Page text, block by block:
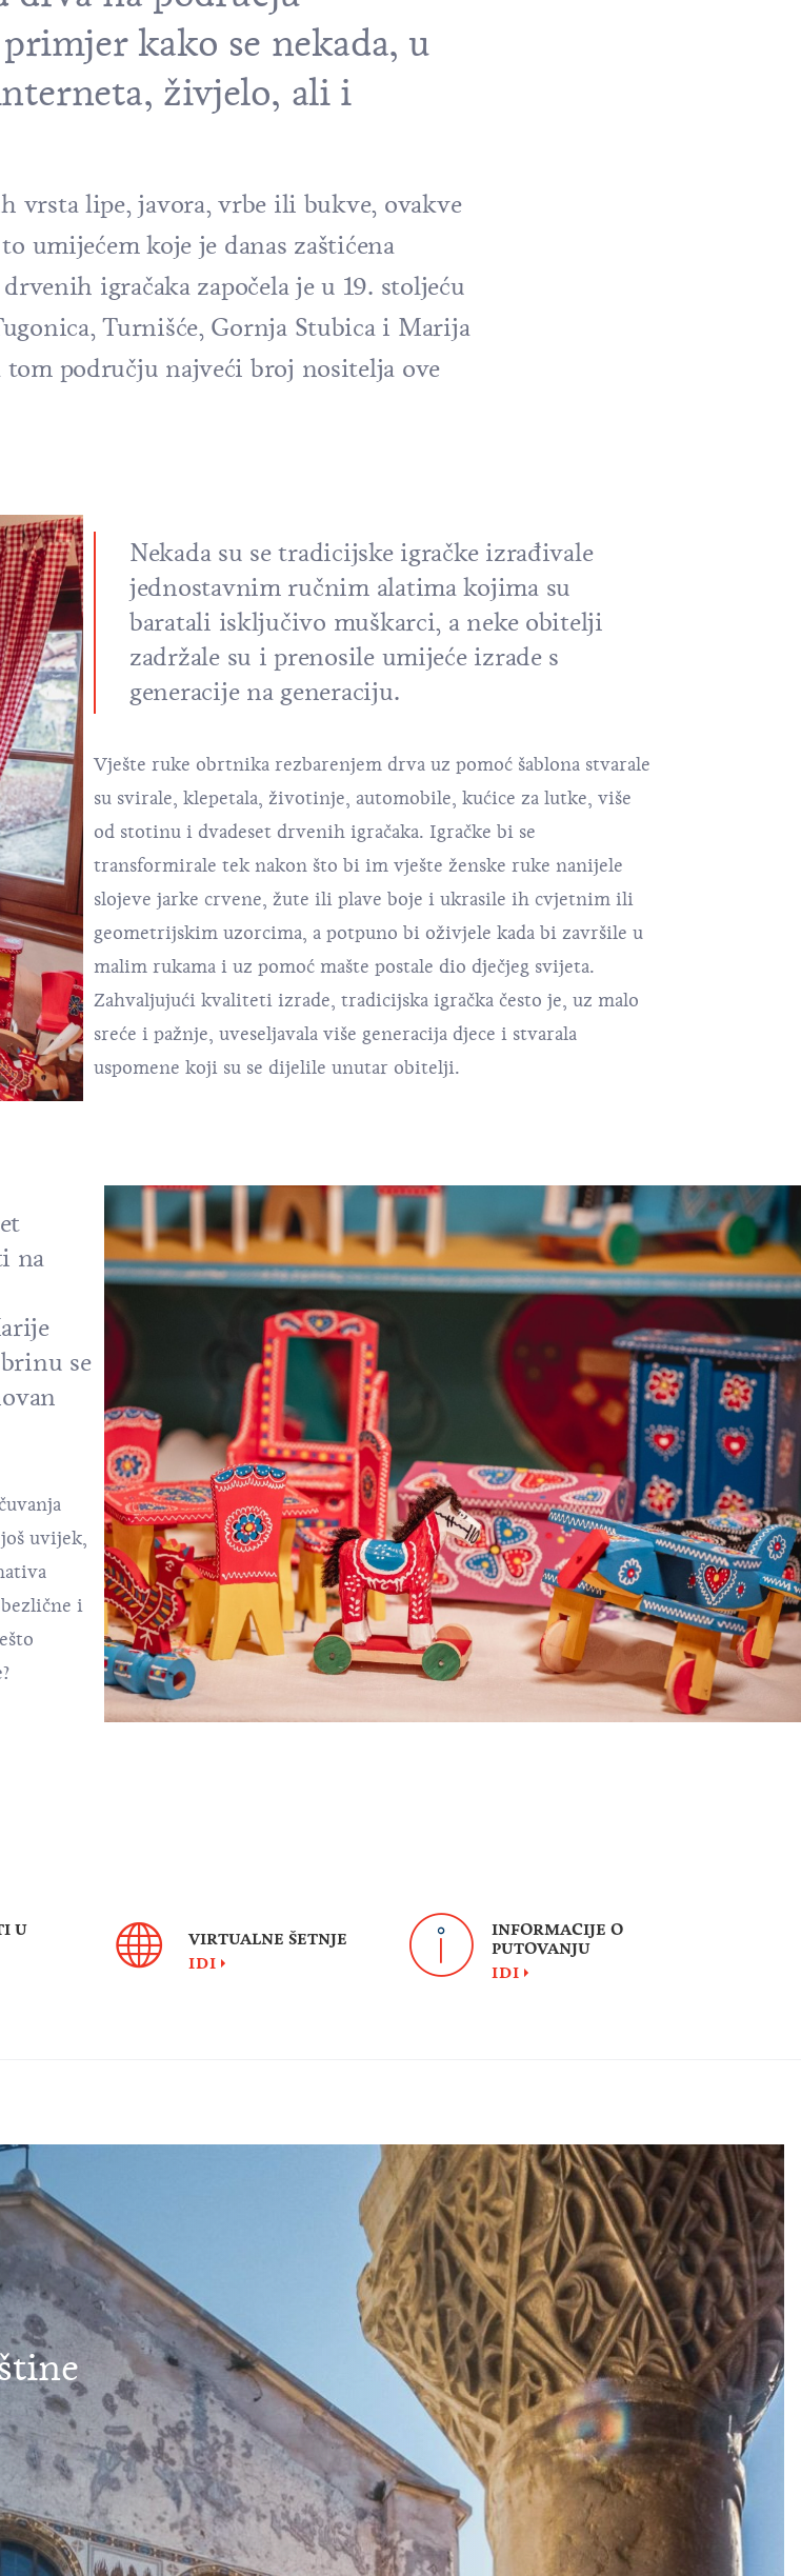
kako se nekada, u
živjelo, ali i
vrsta lipe, javora, vrbe ili bukve, ovakve
umijećem koje je danas zaštićena
igračaka započela je u 19. stoljeću
Turnišće, Gornja Stubica i Marija
području najveći broj nositelja ove
Nekada su se tradicijske igračke izrađivale
jednostavnim ručnim alatima kojima su
baratali isključivo muškarci, a neke obitelji
zadržale su i prenosile umijeće izrade s
generacije na generaciju.
Vješte ruke obrtnika rezbarenjem drva uz pomoć šablona stvarale
su svirale, klepetala, životinje, automobile, kućice za lutke, više
od stotinu i dvadeset drvenih igračaka. Igračke bi se
transformirale tek nakon što bi im vješte ženske ruke nanijele
slojeve jarke crvene, žute ili plave boje i ukrasile ih cvjetnim ili
geometrijskim uzorcima, a potpuno bi oživjele kada bi završile u
malim rukama i uz pomoć mašte postale dio dječjeg svijeta.
Zahvaljujući kvaliteti izrade, tradicijska igračka često je, uz malo
sreće i pažnje, uveseljavala više generacija djece i stvarala
uspomene koji su se dijelile unutar obitelji.
na
se
uvijek,
i
U
VIRTUALNE ŠETNJE
IDI
INFORMACIJE O
PUTOVANJU
IDI